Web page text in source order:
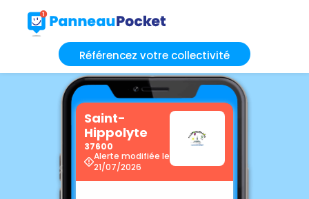
Référencez votre collectivité
Saint-
Hippolyte
37600
Alerte modifiée le
21/07/2026